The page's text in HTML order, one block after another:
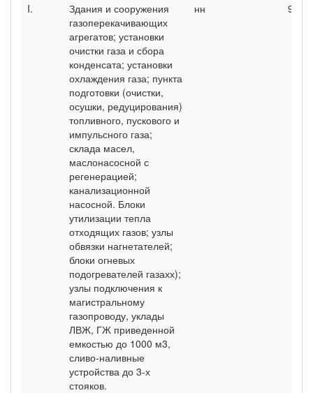
I.
Здания и сооружения
газоперекачивающих
агрегатов; установки
очистки газа и сбора
конденсата; установки
охлаждения газа; пункта
подготовки (очистки,
осушки, редуцирования)
топливного, пускового и
импульсного газа;
склада масел,
маслонасосной с
регенерацией;
канализационной
насосной. Блоки
утилизации тепла
отходящих газов; узлы
обвязки нагнетателей;
блоки огневых
подогревателей газахх);
узлы подключения к
магистральному
газопроводу, уклады
ЛВЖ, ГЖ приведенной
емкостью до 1000 м3,
сливо-наливные
устройства до 3-х
стояков.
нн 9